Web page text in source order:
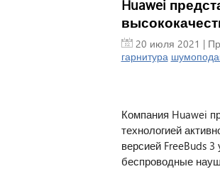
Huawei
20 июля 2021 |
гарнитура
Компания Huawei
технологией
версией FreeBuds
беспроводные